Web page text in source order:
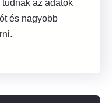
az adatok
és nagyobb